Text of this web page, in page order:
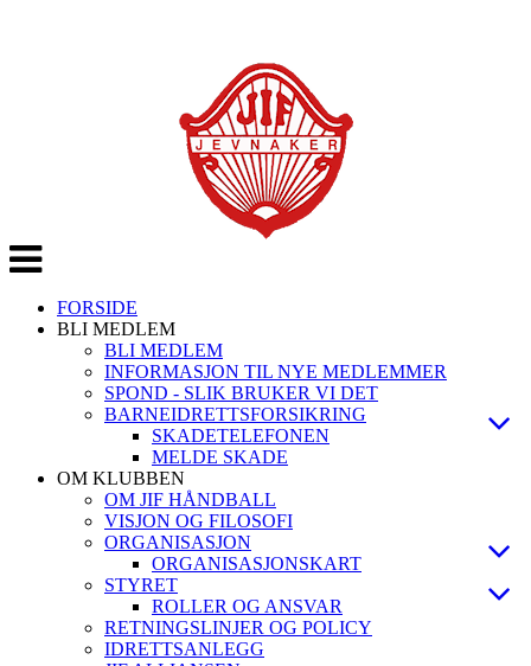
Veksle
navigasjon
FORSIDE
BLI MEDLEM
BLI MEDLEM
INFORMASJON TIL NYE MEDLEMMER
SPOND - SLIK BRUKER VI DET
BARNEIDRETTSFORSIKRING
SKADETELEFONEN
MELDE SKADE
OM KLUBBEN
OM JIF HÅNDBALL
VISJON OG FILOSOFI
ORGANISASJON
ORGANISASJONSKART
STYRET
ROLLER OG ANSVAR
RETNINGSLINJER OG POLICY
IDRETTSANLEGG